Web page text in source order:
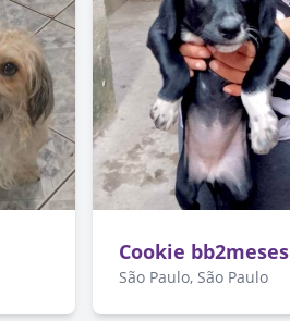
Cookie bb2meses
São Paulo, São Paulo